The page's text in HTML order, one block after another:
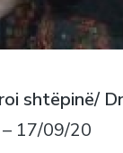
shtëpinë/
– 17/09/20